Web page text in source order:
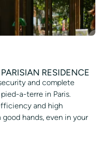
RESIDENCE
and complete
a-terre in Paris.
and high
hands, even in your